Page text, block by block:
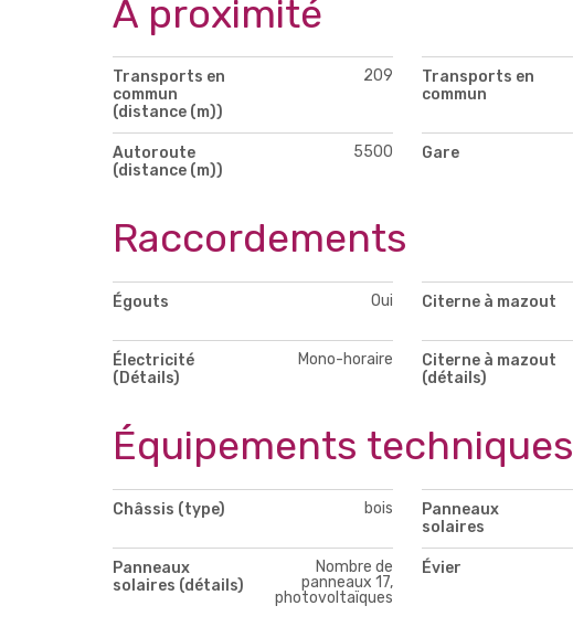
À proximité
Transports en
commun
(distance (m))
209
Transports en
commun
Autoroute
(distance (m))
5500 Gare
Raccordements
Égouts Oui Citerne à mazout
Électricité
(Détails)
Mono-horaire
Citerne à mazout
(détails)
Équipements techniques
Châssis (type) bois
Panneaux
solaires
Panneaux
solaires (détails)
Nombre de
panneaux 17,
photovoltaïques
Évier